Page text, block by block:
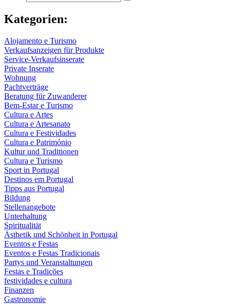
Kategorien:
Alojamento e Turismo
Verkaufsanzeigen für Produkte
Service-Verkaufsinserate
Private Inserate
Wohnung
Pachtverträge
Beratung für Zuwanderer
Bem-Estar e Turismo
Cultura e Artes
Cultura e Artesanato
Cultura e Festividades
Cultura e Património
Kultur und Traditionen
Cultura e Turismo
Sport in Portugal
Destinos em Portugal
Tipps aus Portugal
Bildung
Stellenangebote
Unterhaltung
Spiritualität
Ästhetik und Schönheit in Portugal
Eventos e Festas
Eventos e Festas Tradicionais
Partys und Veranstaltungen
Festas e Tradições
festividades e cultura
Finanzen
Gastronomie